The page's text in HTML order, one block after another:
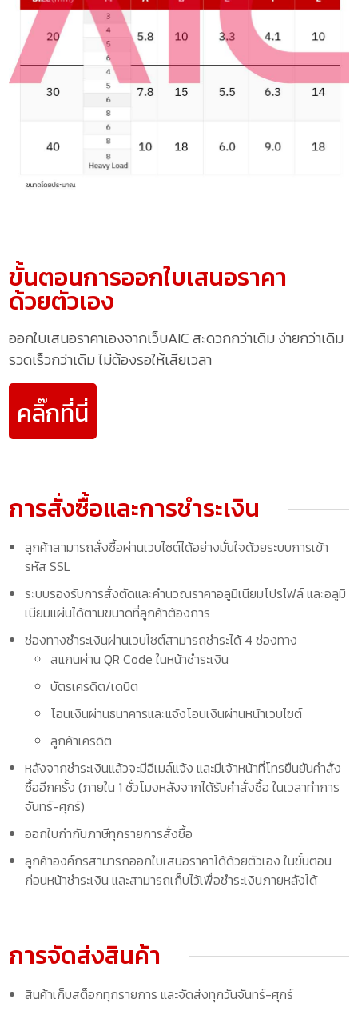
ขั้นตอนการออกใบเสนอราคา
ด้วยตัวเอง
ออกใบเสนอราคาเองจากเว็บAIC สะดวกกว่าเดิม ง่ายกว่าเดิม
รวดเร็วกว่าเดิม ไม่ต้องรอให้เสียเวลา
คลิ๊กที่นี่
การสั่งซื้อและการชำระเงิน
ลูกค้าสามารถสั่งซื้อผ่านเวบไซต์ได้อย่างมั่นใจด้วยระบบการเข้า
รหัส SSL
ระบบรองรับการสั่งตัดและคำนวณราคาอลูมิเนียมโปรไฟล์ และอลูมิ
เนียมแผ่นได้ตามขนาดที่ลูกค้าต้องการ
ช่องทางชำระเงินผ่านเวบไซต์สามารถชำระได้ 4 ช่องทาง
สแกนผ่าน QR Code ในหน้าชำระเงิน
บัตรเครดิต/เดบิต
โอนเงินผ่านธนาคารและแจ้งโอนเงินผ่านหน้าเวบไซต์
ลูกค้าเครดิต
หลังจากชำระเงินแล้วจะมีอีเมล์แจ้ง และมีเจ้าหน้าที่โทรยืนยันคำสั่ง
ซื้ออีกครั้ง (ภายใน 1 ชั่วโมงหลังจากได้รับคำสั่งซื้อ ในเวลาทำการ
จันทร์-ศุกร์)
ออกใบกำกับภาษีทุกรายการสั่งซื้อ
ลูกค้าองค์กรสามารถออกใบเสนอราคาได้ด้วยตัวเอง ในขั้นตอน
ก่อนหน้าชำระเงิน และสามารถเก็บไว้เพื่อชำระเงินภายหลังได้
การจัดส่งสินค้า
สินค้าเก็บสต็อกทุกรายการ และจัดส่งทุกวันจันทร์-ศุกร์